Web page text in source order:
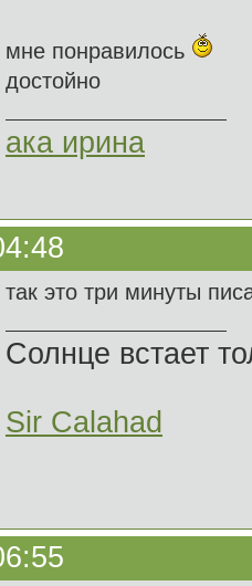
мне понравилось
достойно
ака ирина
так это три минуты
Солнце встает
Sir Calahad